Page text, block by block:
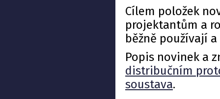
Cílem položek
projektantům a
běžně používají
Popis novinek a
distribučním
soustava.